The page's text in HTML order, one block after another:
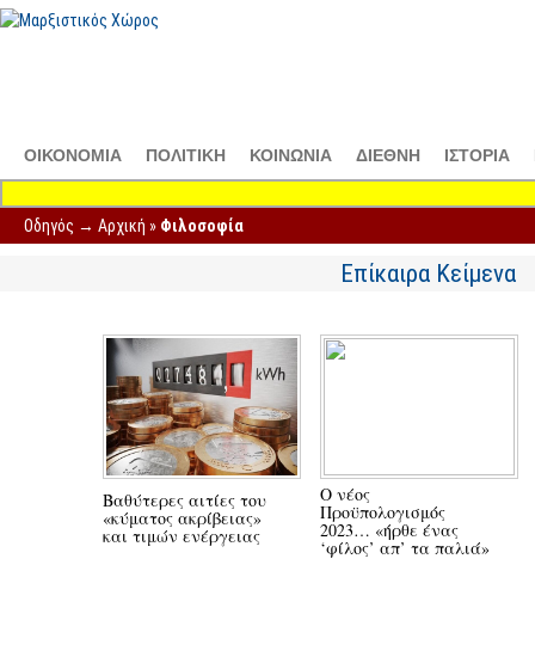
ΟΙΚΟΝΟΜΙΑ ΠΟΛΙΤΙΚΗ ΚΟΙΝΩΝΙΑ ΔΙΕΘΝΗ ΙΣΤΟΡΙΑ
Οδηγός → Αρχική » Φιλοσοφία
Επίκαιρα Κείμενα
Βαθύτερες αιτίες του
«κύματος ακρίβειας»
και τιμών ενέργειας
Ο νέος
Προϋπολογισμός
2023… «ήρθε ένας
‘φίλος’ απ’ τα παλιά»